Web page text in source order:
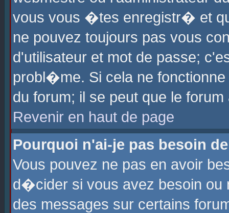
vous vous �tes enregistr� et
ne pouvez toujours pas vous
d'utilisateur et mot de passe;
probl�me. Si cela ne
du forum; il se peut que le
Revenir en haut de page
Pourquoi n'ai-je pas besoin
Vous pouvez ne pas en avoir
d�cider si vous avez besoin ou
des messages sur certains